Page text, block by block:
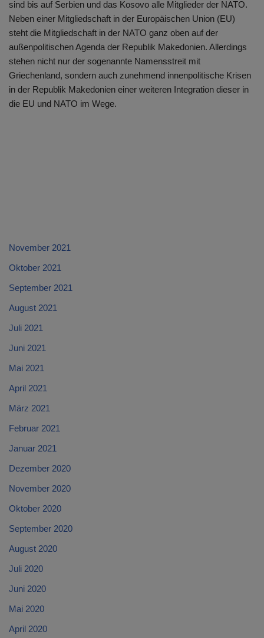
sind bis auf Serbien und das Kosovo alle Mitglieder der NATO.
Neben einer Mitgliedschaft in der Europäischen Union (EU)
steht die Mitgliedschaft in der NATO ganz oben auf der
außenpolitischen Agenda der Republik Makedonien. Allerdings
stehen nicht nur der sogenannte Namensstreit mit
Griechenland, sondern auch zunehmend innenpolitische Krisen
in der Republik Makedonien einer weiteren Integration dieser in
die EU und NATO im Wege.
November 2021
Oktober 2021
September 2021
August 2021
Juli 2021
Juni 2021
Mai 2021
April 2021
März 2021
Februar 2021
Januar 2021
Dezember 2020
November 2020
Oktober 2020
September 2020
August 2020
Juli 2020
Juni 2020
Mai 2020
April 2020